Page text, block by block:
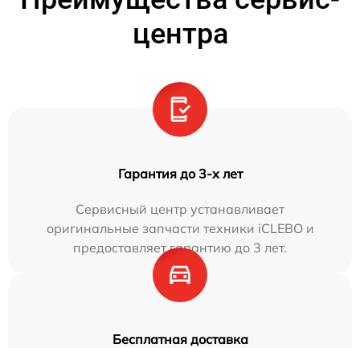
центра
Гарантия до 3-х лет
Сервисный центр устанавливает
оригинальные запчасти техники iCLEBO и
предоставляет гарантию до 3 лет.
Бесплатная доставка